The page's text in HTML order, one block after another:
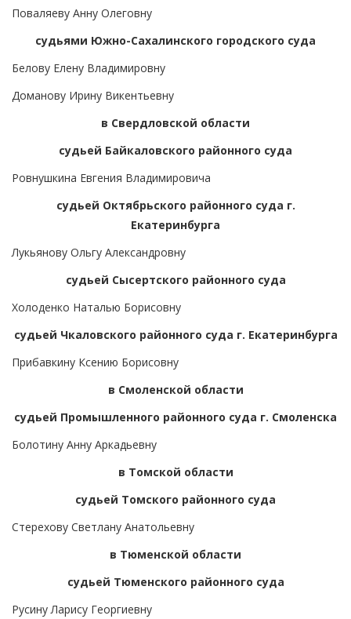
Поваляеву Анну Олеговну
судьями Южно-Сахалинского городского суда
Белову Елену Владимировну
Доманову Ирину Викентьевну
в Свердловской области
судьей Байкаловского районного суда
Ровнушкина Евгения Владимировича
судьей Октябрьского районного суда г.
Екатеринбурга
Лукьянову Ольгу Александровну
судьей Сысертского районного суда
Холоденко Наталью Борисовну
судьей Чкаловского районного суда г. Екатеринбурга
Прибавкину Ксению Борисовну
в Смоленской области
судьей Промышленного районного суда г. Смоленска
Болотину Анну Аркадьевну
в Томской области
судьей Томского районного суда
Стерехову Светлану Анатольевну
в Тюменской области
судьей Тюменского районного суда
Русину Ларису Георгиевну